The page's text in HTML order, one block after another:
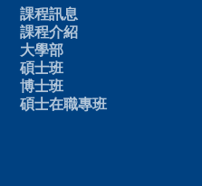
課程訊息
課程介紹
大學部
碩士班
博士班
碩士在職專班